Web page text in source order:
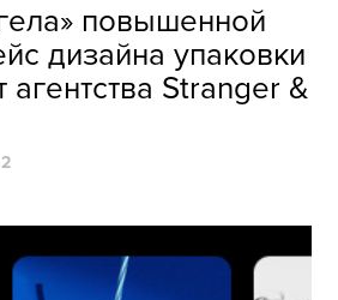
повышенной
дизайна упаковки
агентства Stranger &